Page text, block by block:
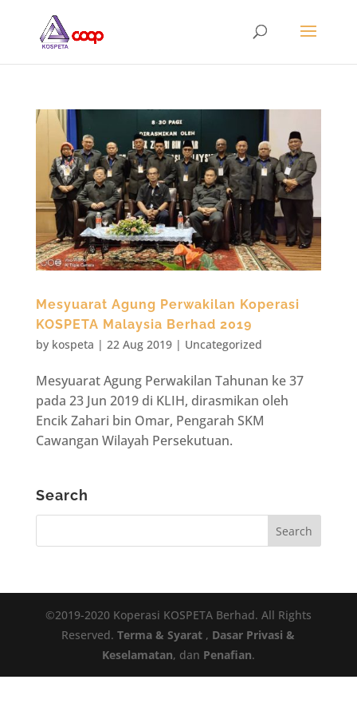
Mesyuarat Agung Perwakilan Koperasi
KOSPETA Malaysia Berhad 2019
by kospeta | 22 Aug 2019| Uncategorized
Mesyuarat Agung Perwakilan Tahunan ke 37
pada 23 Jun 2019 di KLIH, dirasmikan oleh
Encik Zahari bin Omar, Pengarah SKM
Cawangan Wilayah Persekutuan.
Search
©2019-2020 Koperasi KOSPETA Berhad. All Rights
Reserved.Terma & Syarat , Dasar Privasi &
Keselamatan, dan Penafian.